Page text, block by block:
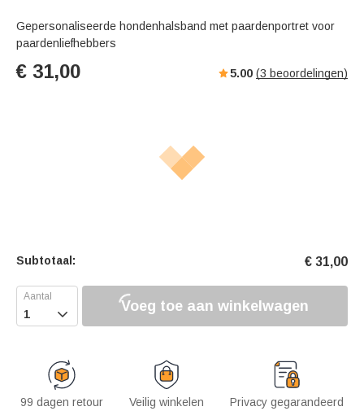
Gepersonaliseerde hondenhalsband met paardenportret voor
paardenliefhebbers
€ 31,00 5.00 (3 beoordelingen)
Subtotaal: € 31,00
 Voeg toe aan winkelwagen
99 dagen retour Veilig winkelen Privacy gegarandeerd